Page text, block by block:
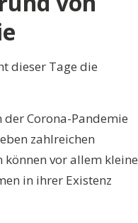
dieser Tage die
Corona-Pandemie
zahlreichen
vor allem kleine
in ihrer Existenz